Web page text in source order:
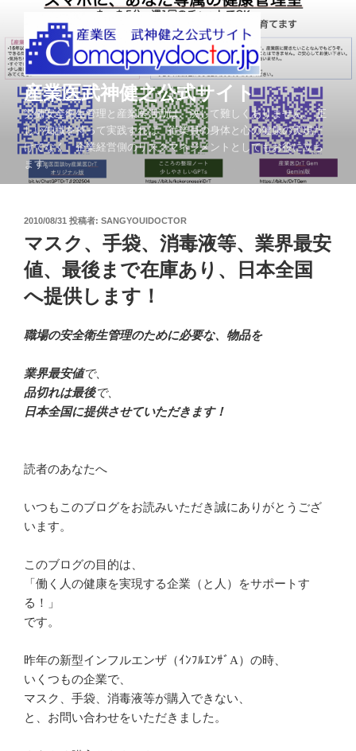
テ
ン
プ
産業医武神健之公式サイト
労働安全衛生管理と産業医活動は、決して難しくありません。 正
しい知識を持って実践すれば、従業員の身体と心の健康の実現だ
けでなく、企業経営側のリスクマネジメントとしてもお役に立ち
ます。
投
稿
日:
2010/08/31 投稿者: SANGYOUIDOCTOR
マスク、手袋、消毒液等、業界最安
値、最後まで在庫あり、日本全国
へ提供します！
職場の安全衛生管理のために必要な、物品を
業界最安値で、
品切れは最後で、
日本全国に提供させていただきます！
読者のあなたへ
いつもこのブログをお読みいただき誠にありがとうござ
います。
このブログの目的は、
「働く人の健康を実現する企業（と人）をサポートす
る！」
です。
昨年の新型インフルエンザ（ｲﾝﾌﾙｴﾝｻﾞA）の時、
いくつもの企業で、
マスク、手袋、消毒液等が購入できない、
と、お問い合わせをいただきました。